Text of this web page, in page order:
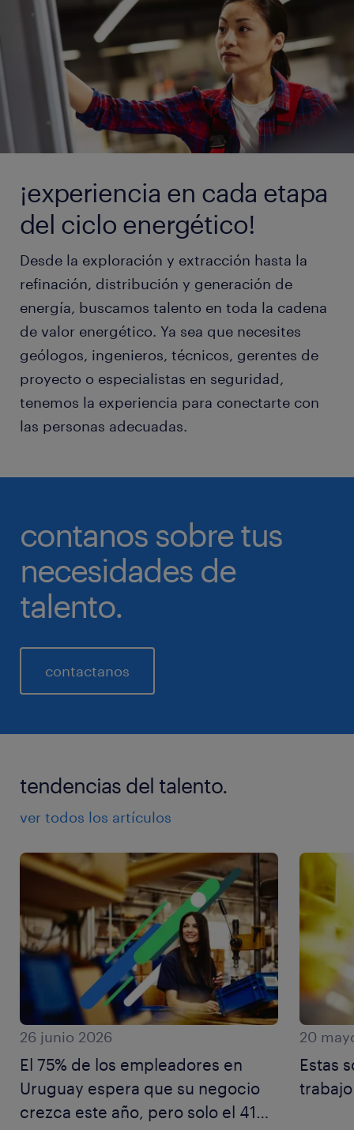
¡experiencia en cada etapa
del ciclo energético!
Desde la exploración y extracción hasta la
refinación, distribución y generación de
energía, buscamos talento en toda la cadena
de valor energético. Ya sea que necesites
geólogos, ingenieros, técnicos, gerentes de
proyecto o especialistas en seguridad,
tenemos la experiencia para conectarte con
las personas adecuadas.
contanos sobre tus
necesidades de
talento.
contactanos
tendencias del talento.
ver todos los artículos
26 junio 2026
El 75% de los empleadores en
Uruguay espera que su negocio
crezca este año, pero solo el 41%
20
Estas